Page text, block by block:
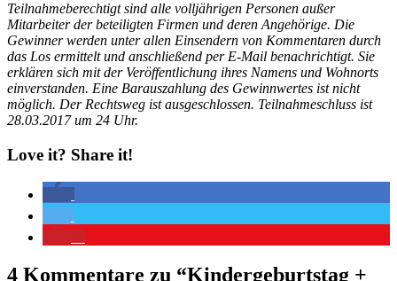
Teilnahmeberechtigt sind alle volljährigen Personen außer
Mitarbeiter der beteiligten Firmen und deren Angehörige. Die
Gewinner werden unter allen Einsendern von Kommentaren durch
das Los ermittelt und anschließend per E-Mail benachrichtigt. Sie
erklären sich mit der Veröffentlichung ihres Namens und Wohnorts
einverstanden. Eine Barauszahlung des Gewinnwertes ist nicht
möglich. Der Rechtsweg ist ausgeschlossen. Teilnahmeschluss ist
28.03.2017 um 24 Uhr.
Love it? Share it!
4 Kommentare zu “Kindergeburtstag +